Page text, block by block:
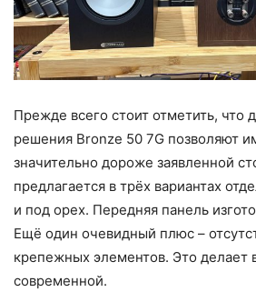
Прежде всего стоит отметить, что
решения Bronze 50 7G позволяют
значительно дороже заявленной
предлагается в трёх вариантах
и под орех. Передняя панель
Ещё один очевидный плюс –
крепежных элементов. Это делает
современной.